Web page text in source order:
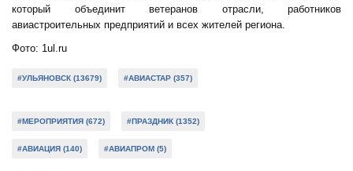
который объединит ветеранов отрасли, работников
авиастроительных предприятий и всех жителей региона.
Фото: 1ul.ru
#УЛЬЯНОВСК (13679) #АВИАСТАР (357)
#МЕРОПРИЯТИЯ (672) #ПРАЗДНИК (1352)
#АВИАЦИЯ (140) #АВИАПРОМ (5)